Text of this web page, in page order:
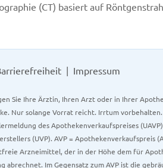
(CT) basiert auf
Impressum
Sie Ihre Ärztin, Ihren Arzt oder in Ihrer
Nur solange Vorrat reicht. Irrtum
des Apothekenverkaufspreises
(UVP). AVP = Apothekenverkaufspreis
Arzneimittel, der in der Höhe dem für
Im Gegensatz zum AVP ist die